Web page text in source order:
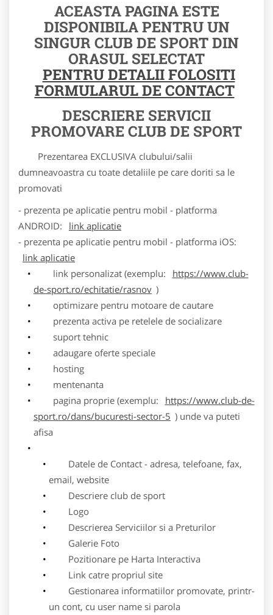
ACEASTA PAGINA ESTE
DISPONIBILA PENTRU UN
SINGUR CLUB DE SPORT DIN
ORASUL SELECTAT
PENTRU DETALII FOLOSITI
FORMULARUL DE CONTACT
DESCRIERE SERVICII
PROMOVARE CLUB DE SPORT
Prezentarea EXCLUSIVA clubului/salii
dumneavoastra cu toate detaliile pe care doriti sa le
promovati
- prezenta pe aplicatie pentru mobil - platforma
ANDROID:
link aplicatie
- prezenta pe aplicatie pentru mobil - platforma iOS:
link aplicatie
link personalizat (exemplu:
https://www.club-
de-sport.ro/echitatie/rasnov )
optimizare pentru motoare de cautare
prezenta activa pe retelele de socializare
suport tehnic
adaugare oferte speciale
hosting
mentenanta
pagina proprie (exemplu:
https://www.club-de-
sport.ro/dans/bucuresti-sector-5 ) unde va puteti
afisa
Datele de Contact - adresa, telefoane, fax,
email, website
Descriere club de sport
Logo
Descrierea Serviciilor si a Preturilor
Galerie Foto
Pozitionare pe Harta Interactiva
Link catre propriul site
Gestionarea informatiilor promovate, printr-
un cont, cu user name si parola